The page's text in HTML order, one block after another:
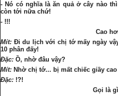
- Nó có nghĩa là ăn quả ở cây nào
còn tới nữa chứ!
- !!!
Cao
Mít: Đi du lịch với chị tớ mấy ngày
10 phân đấy!
Đặc: Ồ, nhờ đâu vậy?
Mít: Nhờ chị tớ... bị mất chiếc giầy
Đặc: !?!
Gọi là